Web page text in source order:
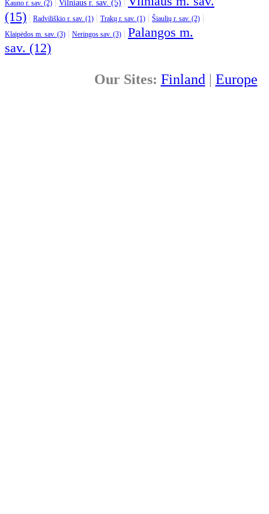
Kauno r. sav. (2) Vilniaus r. sav. (5)
(15) | Radviliškio r. sav. (1) | Trakų r. sav. (1) | Šiaulių r. sav. (2) |
Klaipėdos m. sav. (3) | Neringos sav. (3) | Palangos m.
sav. (12)
Our Sites: Finland | Europe